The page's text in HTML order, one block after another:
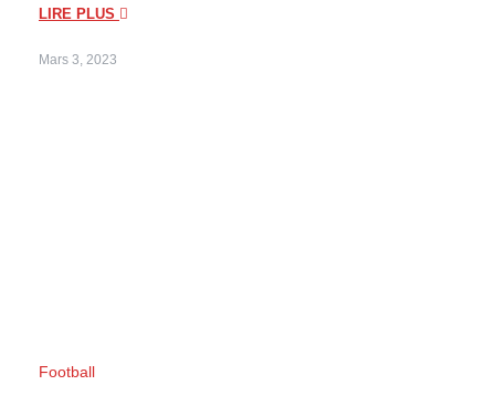
LIRE PLUS
Mars 3, 2023
Football